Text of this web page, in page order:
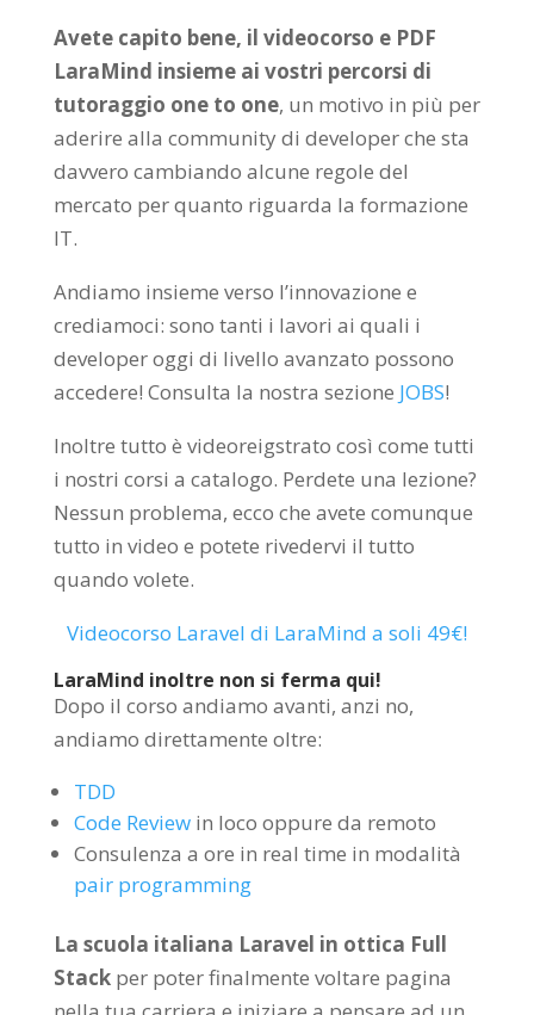
Avete capito bene, il videocorso e PDF
LaraMind insieme ai vostri percorsi di
tutoraggio one to one, un motivo in più per
aderire alla community di developer che sta
davvero cambiando alcune regole del
mercato per quanto riguarda la formazione
IT.
Andiamo insieme verso l’innovazione e
crediamoci: sono tanti i lavori ai quali i
developer oggi di livello avanzato possono
accedere! Consulta la nostra sezione JOBS!
Inoltre tutto è videoreigstrato così come tutti
i nostri corsi a catalogo. Perdete una lezione?
Nessun problema, ecco che avete comunque
tutto in video e potete rivedervi il tutto
quando volete.
Videocorso Laravel di LaraMind a soli 49€!
LaraMind inoltre non si ferma qui!
Dopo il corso andiamo avanti, anzi no,
andiamo direttamente oltre:
TDD
Code Reviewin loco oppure da remoto
Consulenza a ore in real time in modalità
pair programming
La scuola italiana Laravel in ottica Full
Stackper poter finalmente voltare pagina